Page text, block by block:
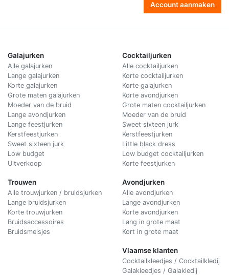
Account aanmaken
Galajurken
Alle galajurken
Lange galajurken
Korte galajurken
Grote maten galajurken
Moeder van de bruid
Lange avondjurken
Lange feestjurken
Kerstfeestjurken
Sweet sixteen jurk
Low budget
Uitverkoop
Trouwen
Alle trouwjurken / bruidsjurken
Lange bruidsjurken
Korte trouwjurken
Bruidsaccessoires
Bruidsmeisjes
Cocktailjurken
Alle cocktailjurken
Korte cocktailjurken
Korte galajurken
Korte avondjurken
Grote maten cocktailjurken
Moeder van de bruid
Sweet sixteen jurk
Kerstfeestjurken
Little black dress
Low budget cocktailjurken
Korte feestjurken
Avondjurken
Alle avondjurken
Lange avondjurken
Korte avondjurken
Lang in grote maat
Kort in grote maat
Vlaamse klanten
Cocktailkleedjes / Cocktailkledij
Galakleedjes / Galakledij